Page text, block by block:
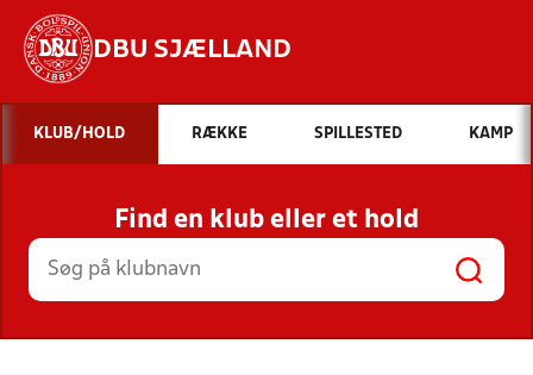
DBU SJÆLLAND
Hvad vil du søge efter?
INDHOLD OG NYHEDER
STILLINGER, RESULTATER, KLUBBER OG
HOLD
KLUB/HOLD RÆKKE SPILLESTED KAMP
Find en klub eller et hold